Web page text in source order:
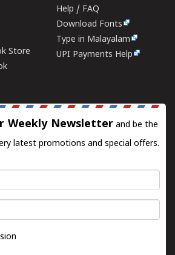
Store
Help / FAQ
Download Fonts
Type in Malayalam
UPI Payments Help
Weekly Newsletter and be the
latest promotions and special offers.